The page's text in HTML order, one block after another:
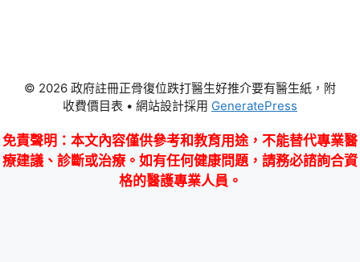
© 2026 政府註冊正骨復位跌打醫生好推介要有醫生紙，附
收費價目表 • 網站設計採用 GeneratePress
免責聲明 ：本文內容僅供參考和教育用途，不能替代專業醫
療建議、診斷或治療。如有任何健康問題，請務必諮詢合資
格的醫護專業人員。